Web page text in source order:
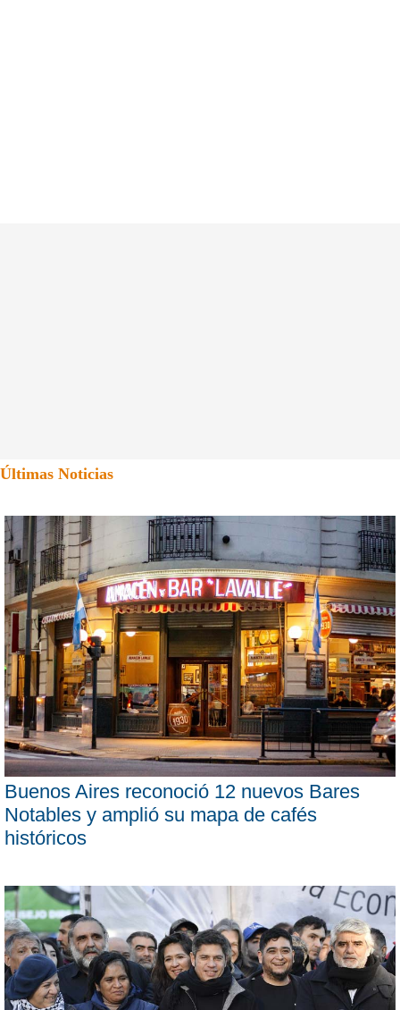
Últimas Noticias
Buenos Aires reconoció 12 nuevos Bares
Notables y amplió su mapa de cafés
históricos